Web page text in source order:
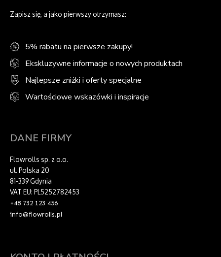
Zapisz się, a jako pierwszy otrzymasz:
5% rabatu na pierwsze zakupy!
Ekskluzywne informacje o nowych produktach
Najlepsze zniżki i oferty specjalne
Wartościowe wskazówki i inspiracje
DANE FIRMY
Flowrolls sp. z o.o.
ul. Polska 20
81-339 Gdynia
VAT EU: PL5252782453
+48 732 123 456
info@flowrolls.pl